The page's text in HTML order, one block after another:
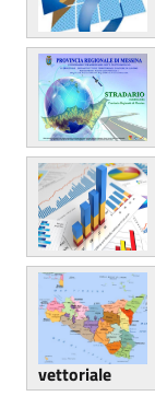
vettoriale